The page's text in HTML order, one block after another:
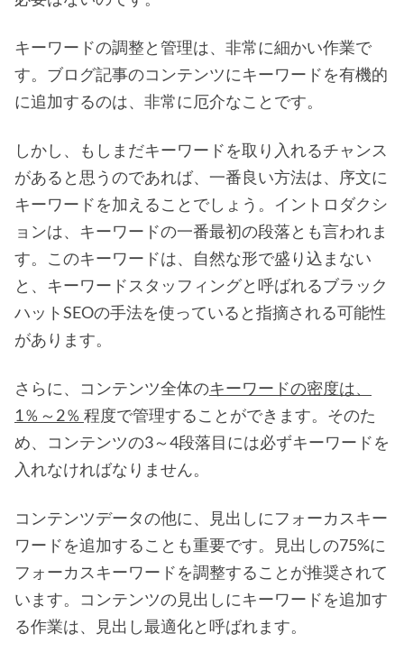
キーワードの調整と管理は、非常に細かい作業で
す。ブログ記事のコンテンツにキーワードを有機的
に追加するのは、非常に厄介なことです。
しかし、もしまだキーワードを取り入れるチャンス
があると思うのであれば、一番良い方法は、序文に
キーワードを加えることでしょう。イントロダクシ
ョンは、キーワードの一番最初の段落とも言われま
す。このキーワードは、自然な形で盛り込まない
と、キーワードスタッフィングと呼ばれるブラック
ハットSEOの手法を使っていると指摘される可能性
があります。
さらに、コンテンツ全体のキーワードの密度は、
1％～2％ 程度で管理することができます。そのた
め、コンテンツの3～4段落目には必ずキーワードを
入れなければなりません。
コンテンツデータの他に、見出しにフォーカスキー
ワードを追加することも重要です。見出しの75%に
フォーカスキーワードを調整することが推奨されて
います。コンテンツの見出しにキーワードを追加す
る作業は、見出し最適化と呼ばれます。